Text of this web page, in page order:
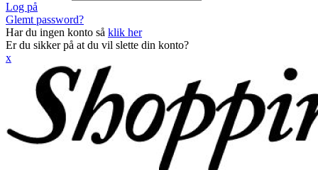
Log på
Glemt password?
Har du ingen konto så klik her
Er du sikker på at du vil slette din konto?
x